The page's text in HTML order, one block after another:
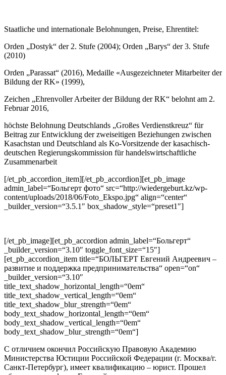
Staatliche und internationale Belohnungen, Preise, Ehrentitel:
Orden „Dostyk“ der 2. Stufe (2004); Orden „Barys“ der 3. Stufe
(2010)
Orden „Parassat“ (2016), Medaille «Ausgezeichneter Mitarbeiter der
Bildung der RK» (1999),
Zeichen „Ehrenvoller Arbeiter der Bildung der RK“ belohnt am 2.
Februar 2016,
höchste Belohnung Deutschlands „Großes Verdienstkreuz“ für
Beitrag zur Entwicklung der zweiseitigen Beziehungen zwischen
Kasachstan und Deutschland als Ko-Vorsitzende der kasachisch-
deutschen Regierungskommission für handelswirtschaftliche
Zusammenarbeit
[/et_pb_accordion_item][/et_pb_accordion][et_pb_image
admin_label=“Больгерт фото“ src=“http://wiedergeburt.kz/wp-
content/uploads/2018/06/Foto_Ekspo.jpg“ align=“center“
_builder_version=“3.5.1″ box_shadow_style=“preset1″]
[/et_pb_image][et_pb_accordion admin_label=“Больгерт“
_builder_version=“3.10″ toggle_font_size=“15″]
[et_pb_accordion_item title=“БОЛЬГЕРТ Евгений Андреевич –
развитие и поддержка предпринимательства“ open=“on“
_builder_version=“3.10″
title_text_shadow_horizontal_length=“0em“
title_text_shadow_vertical_length=“0em“
title_text_shadow_blur_strength=“0em“
body_text_shadow_horizontal_length=“0em“
body_text_shadow_vertical_length=“0em“
body_text_shadow_blur_strength=“0em“]
С отличием окончил Российскую Правовую Академию
Министерства Юстиции Российской Федерации (г. Москва/г.
Санкт-Петербург), имеет квалификацию – юрист. Прошел